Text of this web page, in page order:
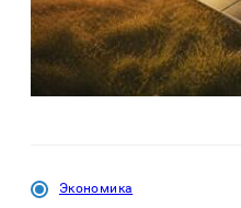
Экономика